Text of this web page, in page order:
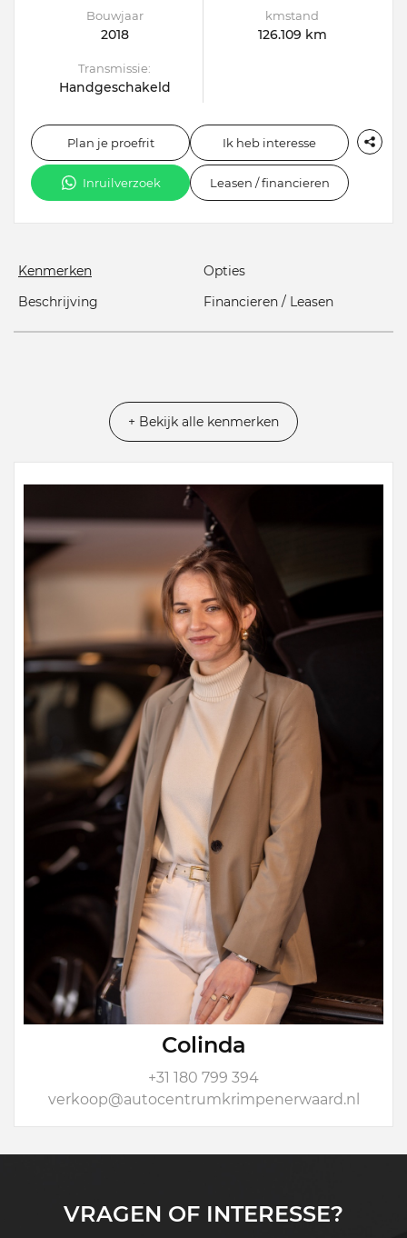
Bouwjaar
2018
kmstand
126.109 km
Transmissie:
Handgeschakeld
Plan je proefrit Ik heb interesse
Inruilverzoek Leasen / financieren
Kenmerken
Opties
Beschrijving
Financieren / Leasen
+ Bekijk alle kenmerken
Colinda
+31 180 799 394
verkoop@autocentrumkrimpenerwaard.nl
VRAGEN OF INTERESSE?